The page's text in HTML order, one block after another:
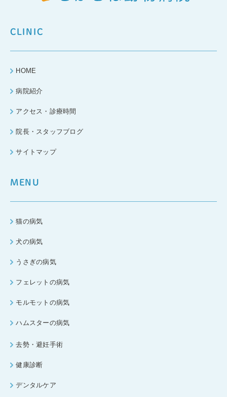
CLINIC
HOME
病院紹介
アクセス・診療時間
院長・スタッフブログ
サイトマップ
MENU
猫の病気
犬の病気
うさぎの病気
フェレットの病気
モルモットの病気
ハムスターの病気
去勢・避妊手術
健康診断
デンタルケア